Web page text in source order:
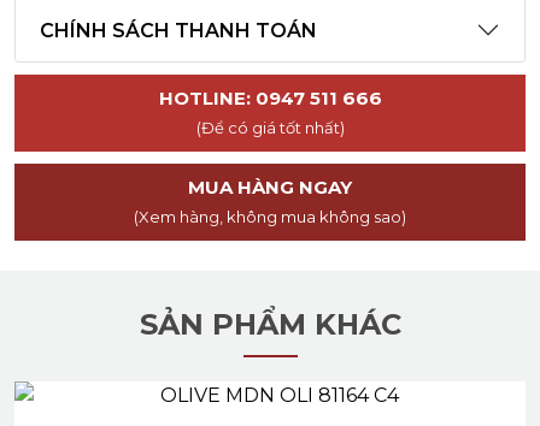
CHÍNH SÁCH THANH TOÁN
HOTLINE: 0947 511 666
(Để có giá tốt nhất)
MUA HÀNG NGAY
(Xem hàng, không mua không sao)
SẢN PHẨM KHÁC